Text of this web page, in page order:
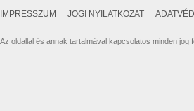
IMPRESSZUM JOGI NYILATKOZAT
Az oldallal és annak tartalmával kapcsolatos minden jog